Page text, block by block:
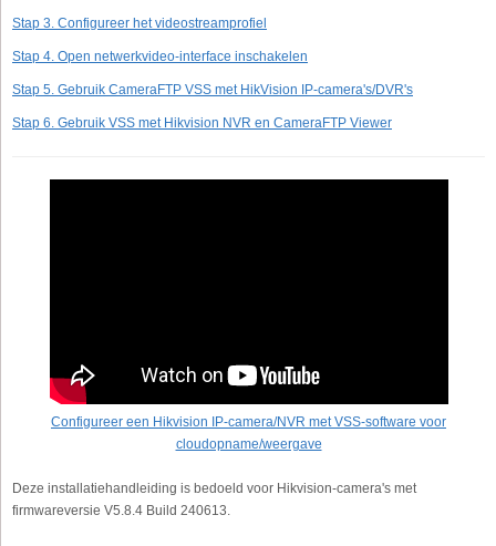
Stap 3. Configureer het videostreamprofiel
Stap 4. Open netwerkvideo-interface inschakelen
Stap 5. Gebruik CameraFTP VSS met HikVision IP-camera's/DVR's
Stap 6. Gebruik VSS met Hikvision NVR en CameraFTP Viewer
Configureer een Hikvision IP-camera/NVR met VSS-software voor
cloudopname/weergave
Deze installatiehandleiding is bedoeld voor Hikvision-camera's met
firmwareversie V5.8.4 Build 240613.